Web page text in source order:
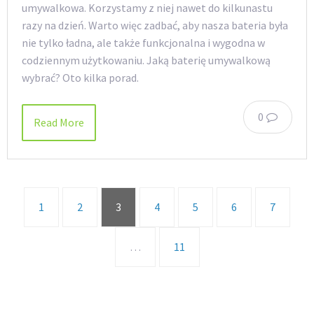
umywalkowa. Korzystamy z niej nawet do kilkunastu
razy na dzień. Warto więc zadbać, aby nasza bateria była
nie tylko ładna, ale także funkcjonalna i wygodna w
codziennym użytkowaniu. Jaką baterię umywalkową
wybrać? Oto kilka porad.
0
Read More
1 2 3 4 5 6 7
… 11